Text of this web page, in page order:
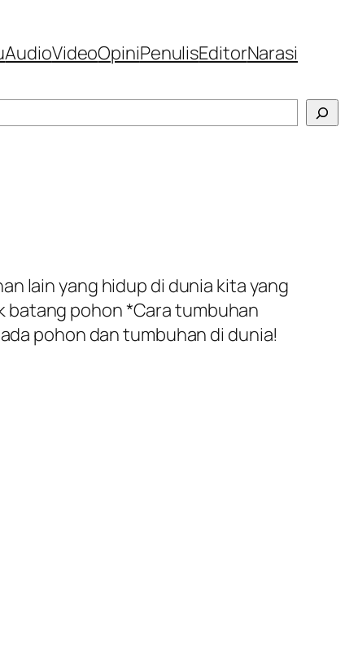
AudioVideoOpiniPenulisEditorNarasi
lain yang hidup di dunia kita yang
batang pohon *Cara tumbuhan
pohon dan tumbuhan di dunia!